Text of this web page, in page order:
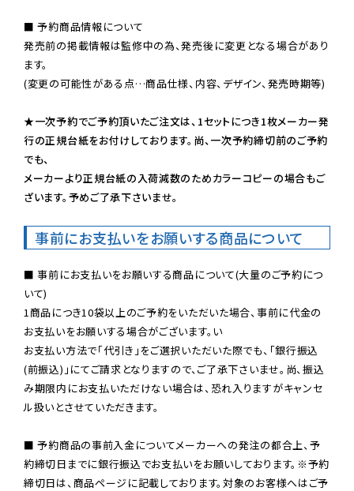
■ 予約商品情報について
発売前の掲載情報は監修中の為、発売後に変更となる場合があり
ます。
(変更の可能性がある点…商品仕様、内容、デザイン、発売時期等)
★一次予約でご予約頂いたご注文は、1セットにつき1枚メーカー発
行の正規台紙をお付けしております。尚、一次予約締切前のご予約
でも、
メーカーより正規台紙の入荷減数のためカラーコピーの場合もご
ざいます。予めご了承下さいませ。
事前にお支払いをお願いする商品について
■ 事前にお支払いをお願いする商品について(大量のご予約につ
いて)
1商品につき10袋以上のご予約をいただいた場合、事前に代金の
お支払いをお願いする場合がございます。い
お支払い方法で「代引き」をご選択いただいた際でも、「銀行振込
(前振込)」にてご請求となりますので、ご了承下さいませ。尚、振込
み期限内にお支払いただけない場合は、恐れ入りますがキャンセ
ル扱いとさせていただきます。
■ 予約商品の事前入金についてメーカーへの発注の都合上、予
約締切日までに銀行振込でお支払いをお願いしております。※予約
締切日は、商品ページに記載しております。対象のお客様へはご予